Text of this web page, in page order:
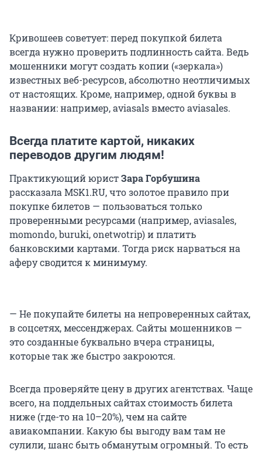
Кривошеев советует: перед покупкой билета
всегда нужно проверить подлинность сайта. Ведь
мошенники могут создать копии («зеркала»)
известных веб-ресурсов, абсолютно неотличимых
от настоящих. Кроме, например, одной буквы в
названии: например, aviasals вместо aviasales.
Всегда платите картой, никаких
переводов другим людям!
Практикующий юристЗара Горбушина
рассказала MSK1.RU, что золотое правило при
покупке билетов — пользоваться только
проверенными ресурсами (например, aviasales,
momondo, buruki, onetwotrip) и платить
банковскими картами. Тогда риск нарваться на
аферу сводится к минимуму.
— Не покупайте билеты на непроверенных сайтах,
в соцсетях, мессенджерах. Сайты мошенников —
это созданные буквально вчера страницы,
которые так же быстро закроются.
Всегда проверяйте цену в других агентствах. Чаще
всего, на поддельных сайтах стоимость билета
ниже (где-то на 10–20%), чем на сайте
авиакомпании. Какую бы выгоду вам там не
сулили, шанс быть обманутым огромный. То есть